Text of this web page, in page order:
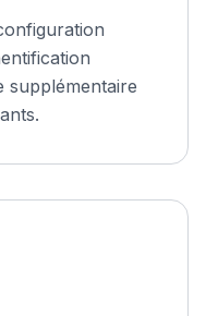
supplémentaire